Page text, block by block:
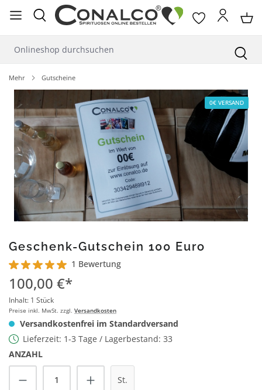
springen
Mehr Gutscheine
Bildergalerie überspringen
0€ VERSAND
Geschenk-Gutschein 100 Euro
Durchschnittliche Bewertung von 5 von 5 Sternen
1 Bewertung
100,00 €*
Inhalt: 1 Stück
Preise inkl. MwSt. zzgl. Versandkosten
Versandkostenfrei im Standardversand
Lieferzeit: 1-3 Tage / Lagerbestand: 33
ANZAHL
Produkt Anzahl: Gib den gewünschten
St.